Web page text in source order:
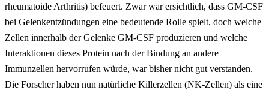
rheumatoide Arthritis) befeuert. Zwar war ersichtlich, dass GM-CSF
bei Gelenkentzündungen eine bedeutende Rolle spielt, doch welche
Zellen innerhalb der Gelenke GM-CSF produzieren und welche
Interaktionen dieses Protein nach der Bindung an andere
Immunzellen hervorrufen würde, war bisher nicht gut verstanden.
Die Forscher haben nun natürliche Killerzellen (NK-Zellen) als eine